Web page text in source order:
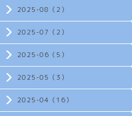
2025-08（2）
2025-07（2）
2025-06（5）
2025-05（3）
2025-04（16）